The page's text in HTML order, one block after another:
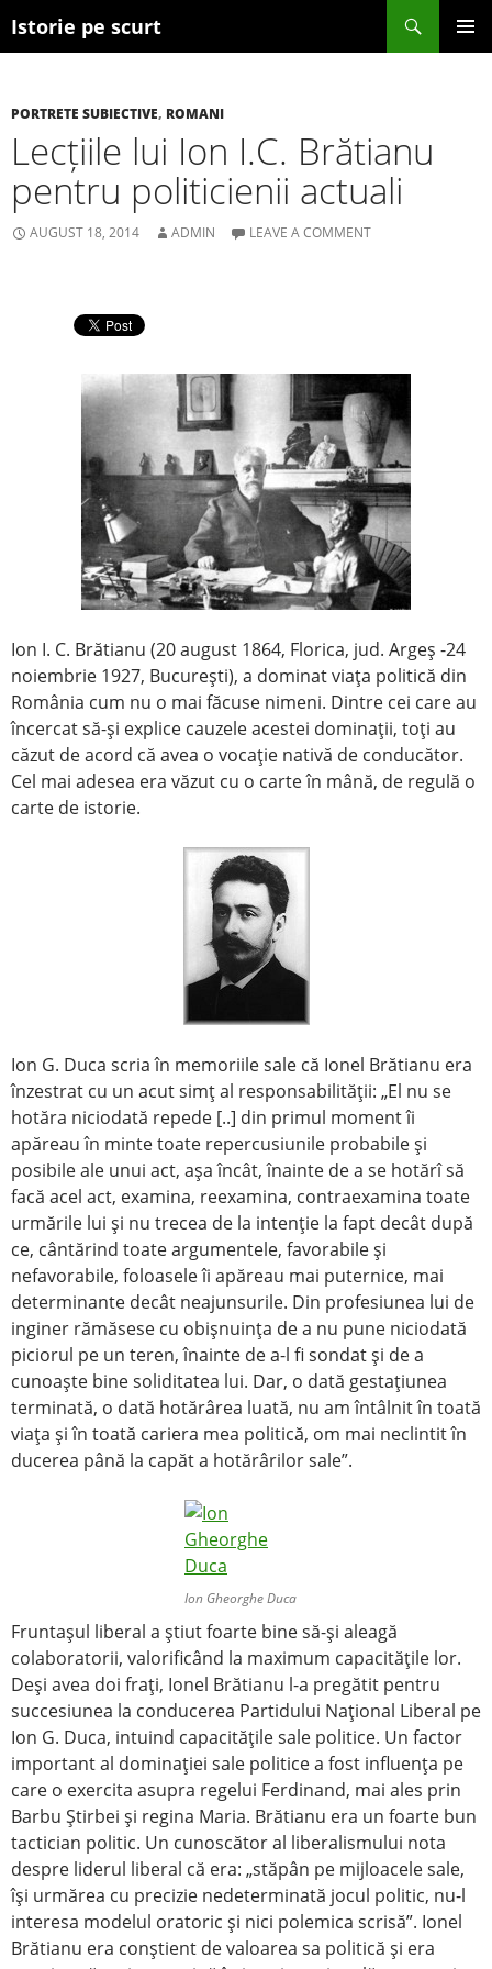
Istorie pe scurt
Search
SKIP TO CONTENT
PORTRETE SUBIECTIVE, ROMANI
Lecțiile lui Ion I.C. Brătianu
pentru politicienii actuali
AUGUST 18, 2014 ADMIN LEAVE A COMMENT
Ion I. C. Brătianu (20 august 1864, Florica, jud. Argeş -24
noiembrie 1927, Bucureşti), a dominat viaţa politică din
România cum nu o mai făcuse nimeni. Dintre cei care au
încercat să-şi explice cauzele acestei dominaţii, toţi au
căzut de acord că avea o vocaţie nativă de conducător.
Cel mai adesea era văzut cu o carte în mână, de regulă o
carte de istorie.
Ion G. Duca scria în memoriile sale că Ionel Brătianu era
înzestrat cu un acut simţ al responsabilităţii: „El nu se
hotăra niciodată repede [..] din primul moment îi
apăreau în minte toate repercusiunile probabile şi
posibile ale unui act, aşa încât, înainte de a se hotărî să
facă acel act, examina, reexamina, contraexamina toate
urmările lui şi nu trecea de la intenţie la fapt decât după
ce, cântărind toate argumentele, favorabile şi
nefavorabile, foloasele îi apăreau mai puternice, mai
determinante decât neajunsurile. Din profesiunea lui de
inginer rămăsese cu obişnuinţa de a nu pune niciodată
piciorul pe un teren, înainte de a-l fi sondat şi de a
cunoaşte bine soliditatea lui. Dar, o dată gestaţiunea
terminată, o dată hotărârea luată, nu am întâlnit în toată
viaţa şi în toată cariera mea politică, om mai neclintit în
ducerea până la capăt a hotărârilor sale”.
Ion Gheorghe Duca
Fruntaşul liberal a ştiut foarte bine să-şi aleagă
colaboratorii, valorificând la maximum capacităţile lor.
Deşi avea doi fraţi, Ionel Brătianu l-a pregătit pentru
succesiunea la conducerea Partidului Naţional Liberal pe
Ion G. Duca, intuind capacităţile sale politice. Un factor
important al dominaţiei sale politice a fost influenţa pe
care o exercita asupra regelui Ferdinand, mai ales prin
Barbu Ştirbei şi regina Maria. Brătianu era un foarte bun
tactician politic. Un cunoscător al liberalismului nota
despre liderul liberal că era: „stăpân pe mijloacele sale,
îşi urmărea cu precizie nedeterminată jocul politic, nu-l
interesa modelul oratoric şi nici polemica scrisă”. Ionel
Brătianu era conştient de valoarea sa politică şi era